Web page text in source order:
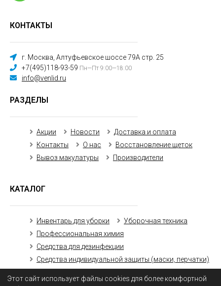
Этот сайт использует файлы cookies для более комфортной
КОНТАКТЫ
г. Москва, Алтуфьевское шоссе 79А стр. 25
+7(495)118-93-59 Пн—Пт 9:00—18:00
info@venlid.ru
РАЗДЕЛЫ
Акции Новости
Доставка и оплата
Контакты
О нас
Восстановление щеток
Вывоз макулатуры
Производители
КАТАЛОГ
Инвентарь для уборки
Уборочная техника
Профессиональная химия
Средства для дезинфекции
Средства индивидуальной защиты (маски, перчатки)